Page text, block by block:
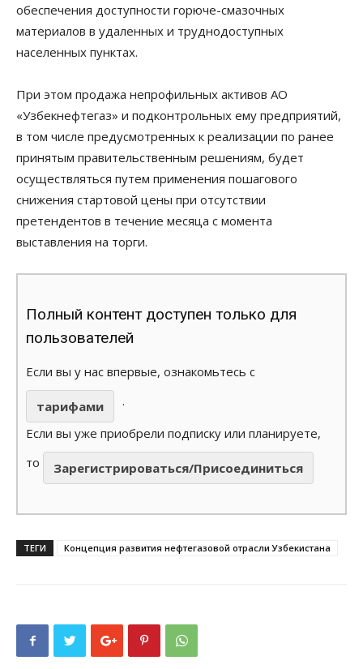
обеспечения доступности горюче-смазочных
материалов в удаленных и труднодоступных
населенных пунктах.
При этом продажа непрофильных активов АО
«Узбекнефтегаз» и подконтрольных ему предприятий,
в том числе предусмотренных к реализации по ранее
принятым правительственным решениям, будет
осуществляться путем применения пошагового
снижения стартовой цены при отсутствии
претендентов в течение месяца с момента
выставления на торги.
Полный контент доступен только для
пользователей
Если вы у нас впервые, ознакомьтесь с
тарифами
.
Если вы уже приобрели подписку или планируете,
то
Зарегистрироваться/Присоединиться
ТЕГИ Концепция развития нефтегазовой отрасли Узбекистана